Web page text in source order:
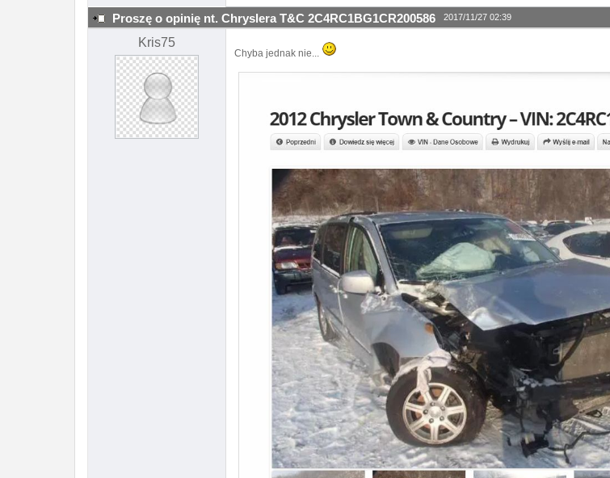
Proszę o opinię nt. Chryslera T&C 2C4RC1BG1CR200586 2017/11/27 02:39
Kris75
Chyba jednak nie...